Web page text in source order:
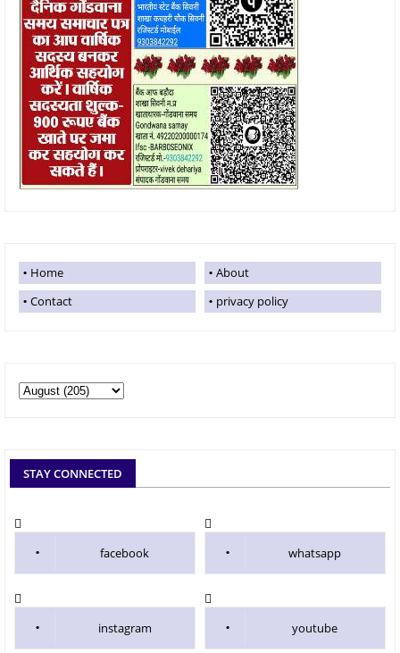
Home
About
Contact
privacy policy
STAY CONNECTED
facebook whatsapp
instagram youtube